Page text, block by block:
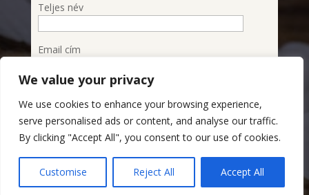
We value your privacy
We use cookies to enhance your browsing experience,
serve personalised ads or content, and analyse our traffic.
By clicking "Accept All", you consent to our use of cookies.
Customise Reject All Accept All
Teljes név
Email cím
Megismertem és elfogadom az Adatvédelmi
szabályzatot
Adatvédelmi Szabályzat